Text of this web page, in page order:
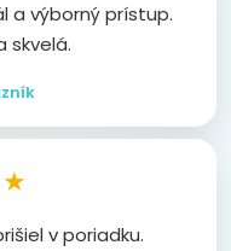
a výborný prístup.
skvelá.
v poriadku.